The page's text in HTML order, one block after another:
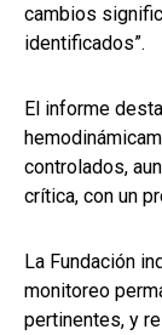
cambios
identificados”.
El informe
controlados,
crítica, con un
La Fundación
monitoreo
pertinentes, y